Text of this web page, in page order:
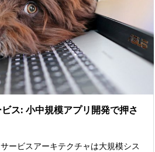
ス: 小中規模アプリ開発で押さ
ービスアーキテクチャは大規模シス